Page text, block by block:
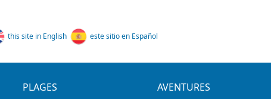
this site in English este sitio en Español
PLAGES
AVENTURES